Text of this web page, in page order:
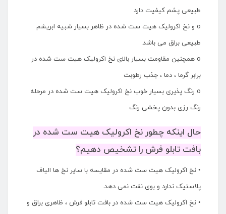
طبیعی پشم کیفیت دارد
o و نخ اکرولیک هیت ست شده در ظاهر بسیار شبیه ابریشم
طبیعی براق می باشد.
o همچنین مقاومت بسیار بالای نخ اکرولیک هیت ست شده در
برابر گرما ، دما ، جذب رطوبت
o رنگ پذیری بسیار خوب نخ اکرولیک هیت ست شده در مرحله
رنگ رزی بدون پخشی رنگ
حال اینکه چطور نخ اکرولیک هیت ست شده در
بافت تابلو فرش را تشخیص دهیم؟
• نخ اکرولیک هیت ست شده در مقایسه با سایر نخ ها الیاف
پلاستیک ندارد و بوی نفت نمی دهد.
• نخ اکرولیک هیت ست شده در بافت تابلو فرش ، ظاهری براق و